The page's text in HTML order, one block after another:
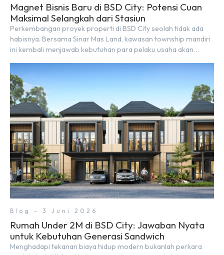
Magnet Bisnis Baru di BSD City: Potensi Cuan
Maksimal Selangkah dari Stasiun
Perkembangan proyek properti di BSD City seolah tidak ada
habisnya. Bersama Sinar Mas Land, kawasan township mandiri
ini kembali menjawab kebutuhan para pelaku usaha akan
Alley Walk. Ruko terbaru di BSD City ini datang dengan
keunggulan geografis yang sangat strategis. Letaknya
menempel langsung dengan dua pusat pergerakan massa […]
Blog - 3 Juni 2026
Rumah Under 2M di BSD City: Jawaban Nyata
untuk Kebutuhan Generasi Sandwich
Menghadapi tekanan biaya hidup modern bukanlah perkara